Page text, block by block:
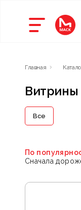
Главная
Витрины
Все
По
Сначала